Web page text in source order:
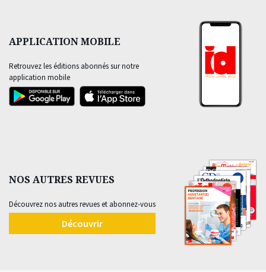
APPLICATION MOBILE
Retrouvez les éditions abonnés sur notre
application mobile
NOS AUTRES REVUES
Découvrez nos autres revues et abonnez-vous
Découvrir